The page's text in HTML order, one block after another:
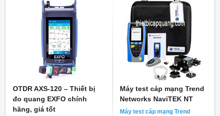
OTDR AXS-120 – Thiết bị
đo quang EXFO chính
hãng, giá tốt
Máy test cáp mạng Trend
Networks NaviTEK NT
Máy test cáp mạng Trend